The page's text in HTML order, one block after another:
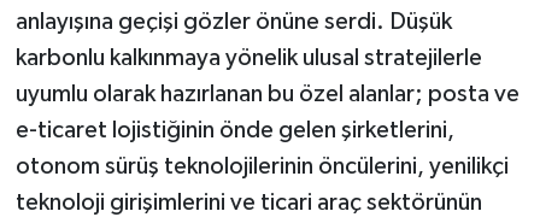
anlayışına geçişi gözler önüne serdi. Düşük
karbonlu kalkınmaya yönelik ulusal stratejilerle
uyumlu olarak hazırlanan bu özel alanlar; posta ve
e-ticaret lojistiğinin önde gelen şirketlerini,
otonom sürüş teknolojilerinin öncülerini, yenilikçi
teknoloji girişimlerini ve ticari araç sektörünün